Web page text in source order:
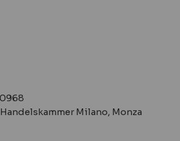
Milano, Monza